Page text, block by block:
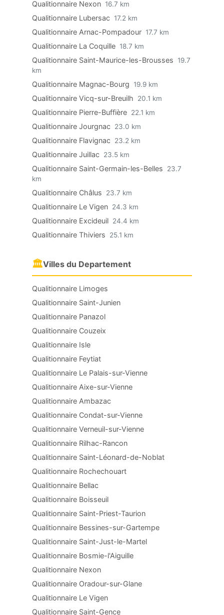
Qualitionnaire Nexon 16.7 km
Qualitionnaire Lubersac 17.2 km
Qualitionnaire Arnac-Pompadour 17.7 km
Qualitionnaire La Coquille 18.7 km
Qualitionnaire Saint-Maurice-les-Brousses
19.7
km
Qualitionnaire Magnac-Bourg 19.9 km
Qualitionnaire Vicq-sur-Breuilh 20.1 km
Qualitionnaire Pierre-Buffière 22.1 km
Qualitionnaire Jourgnac 23.0 km
Qualitionnaire Flavignac 23.2 km
Qualitionnaire Juillac 23.5 km
Qualitionnaire Saint-Germain-les-Belles
23.7
km
Qualitionnaire Châlus 23.7 km
Qualitionnaire Le Vigen 24.3 km
Qualitionnaire Excideuil 24.4 km
Qualitionnaire Thiviers 25.1 km
🏛Villes du Departement
Qualitionnaire Limoges
Qualitionnaire Saint-Junien
Qualitionnaire Panazol
Qualitionnaire Couzeix
Qualitionnaire Isle
Qualitionnaire Feytiat
Qualitionnaire Le Palais-sur-Vienne
Qualitionnaire Aixe-sur-Vienne
Qualitionnaire Ambazac
Qualitionnaire Condat-sur-Vienne
Qualitionnaire Verneuil-sur-Vienne
Qualitionnaire Rilhac-Rancon
Qualitionnaire Saint-Léonard-de-Noblat
Qualitionnaire Rochechouart
Qualitionnaire Bellac
Qualitionnaire Boisseuil
Qualitionnaire Saint-Priest-Taurion
Qualitionnaire Bessines-sur-Gartempe
Qualitionnaire Saint-Just-le-Martel
Qualitionnaire Bosmie-l'Aiguille
Qualitionnaire Nexon
Qualitionnaire Oradour-sur-Glane
Qualitionnaire Le Vigen
Qualitionnaire Saint-Gence